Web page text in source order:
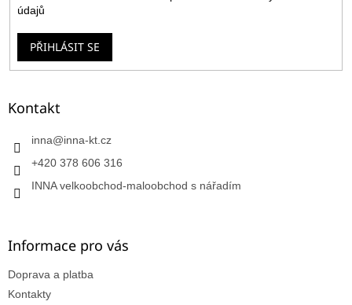
údajů
PŘIHLÁSIT SE
Kontakt
inna@inna-kt.cz
+420 378 606 316
INNA velkoobchod-maloobchod s nářadím
Informace pro vás
Doprava a platba
Kontakty